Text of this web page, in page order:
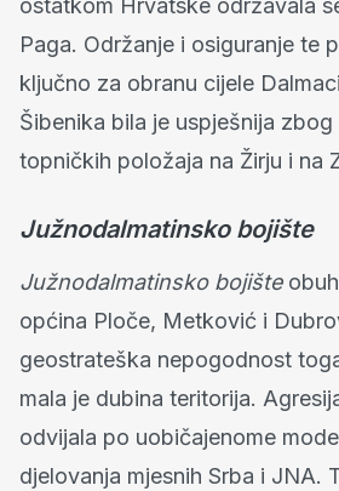
ostatkom Hrvatske održavala
Paga. Održanje i osiguranje te
ključno za obranu cijele
Šibenika bila je uspješnija zbog
topničkih položaja na Žirju i na
Južnodalmatinsko bojište
Južnodalmatinsko bojište
općina Ploče, Metković i
geostrateška nepogodnost
mala je dubina teritorija.
odvijala po uobičajenome
djelovanja mjesnih Srba i JNA.